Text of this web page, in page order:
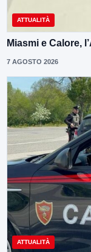
ATTUALITÀ
Miasmi e Calore,
7 AGOSTO 2026
ATTUALITÀ